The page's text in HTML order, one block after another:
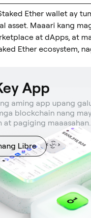
Ether wallet ay
asset. Maaari kang
at dApps, at
Ether ecosystem,
App
aming app upang
blockchain nang
at pagiging maaasahan.
Libre